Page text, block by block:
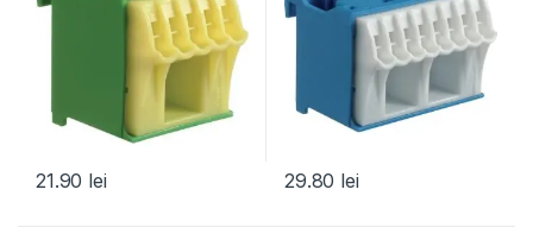
21.90 lei 29.80 lei